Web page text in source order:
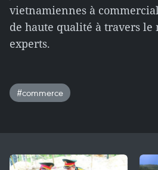
vietnamiennes à
de haute qualité à travers le
experts.
#commerce